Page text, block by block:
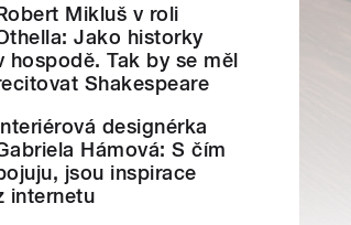
Mikluš v roli
Jako historky
hospodě. Tak by se měl
Shakespeare
designérka
Hámová: S čím
jsou inspirace
internetu